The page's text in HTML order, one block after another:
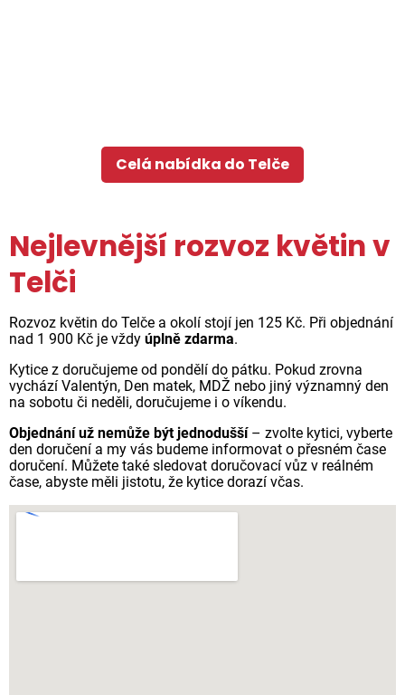
Celá nabídka do Telče
Nejlevnější rozvoz květin v
Telči
Rozvoz květin do Telče a okolí stojí jen 125 Kč. Při objednání
nad 1 900 Kč je vždy úplně zdarma.
Kytice z doručujeme od pondělí do pátku. Pokud zrovna
vychází Valentýn, Den matek, MDŽ nebo jiný významný den
na sobotu či neděli, doručujeme i o víkendu.
Objednání už nemůže být jednodušší– zvolte kytici, vyberte
den doručení a my vás budeme informovat o přesném čase
doručení. Můžete také sledovat doručovací vůz v reálném
čase, abyste měli jistotu, že kytice dorazí včas.